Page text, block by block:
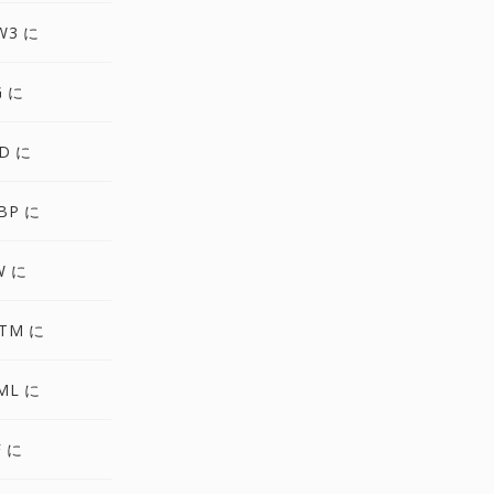
に
に
に
に
に
に
に
に